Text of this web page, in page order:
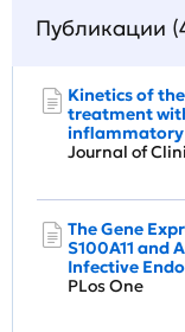
Публикации
Kinetics of
treatment
inflammatory
Journal of
The Gene
S100A11 and
Infective
PLos One